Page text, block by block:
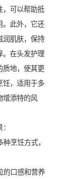
，可以帮助抵
。此外，它还
润肌肤，保持
。在头发护理
质地，使其更
饪，适用于多
增添特的风
烹饪方式，
的口感和营养